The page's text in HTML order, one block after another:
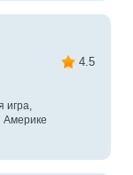
4.5
игра,
Америке